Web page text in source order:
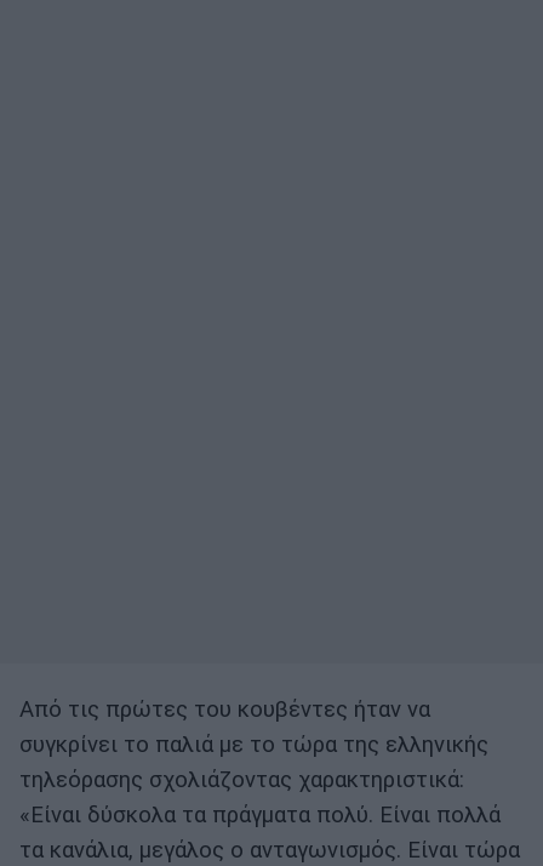
Από τις πρώτες του κουβέντες ήταν να
συγκρίνει το παλιά με το τώρα της ελληνικής
τηλεόρασης σχολιάζοντας χαρακτηριστικά:
«Είναι δύσκολα τα πράγματα πολύ. Είναι πολλά
τα κανάλια, μεγάλος ο ανταγωνισμός. Είναι τώρα